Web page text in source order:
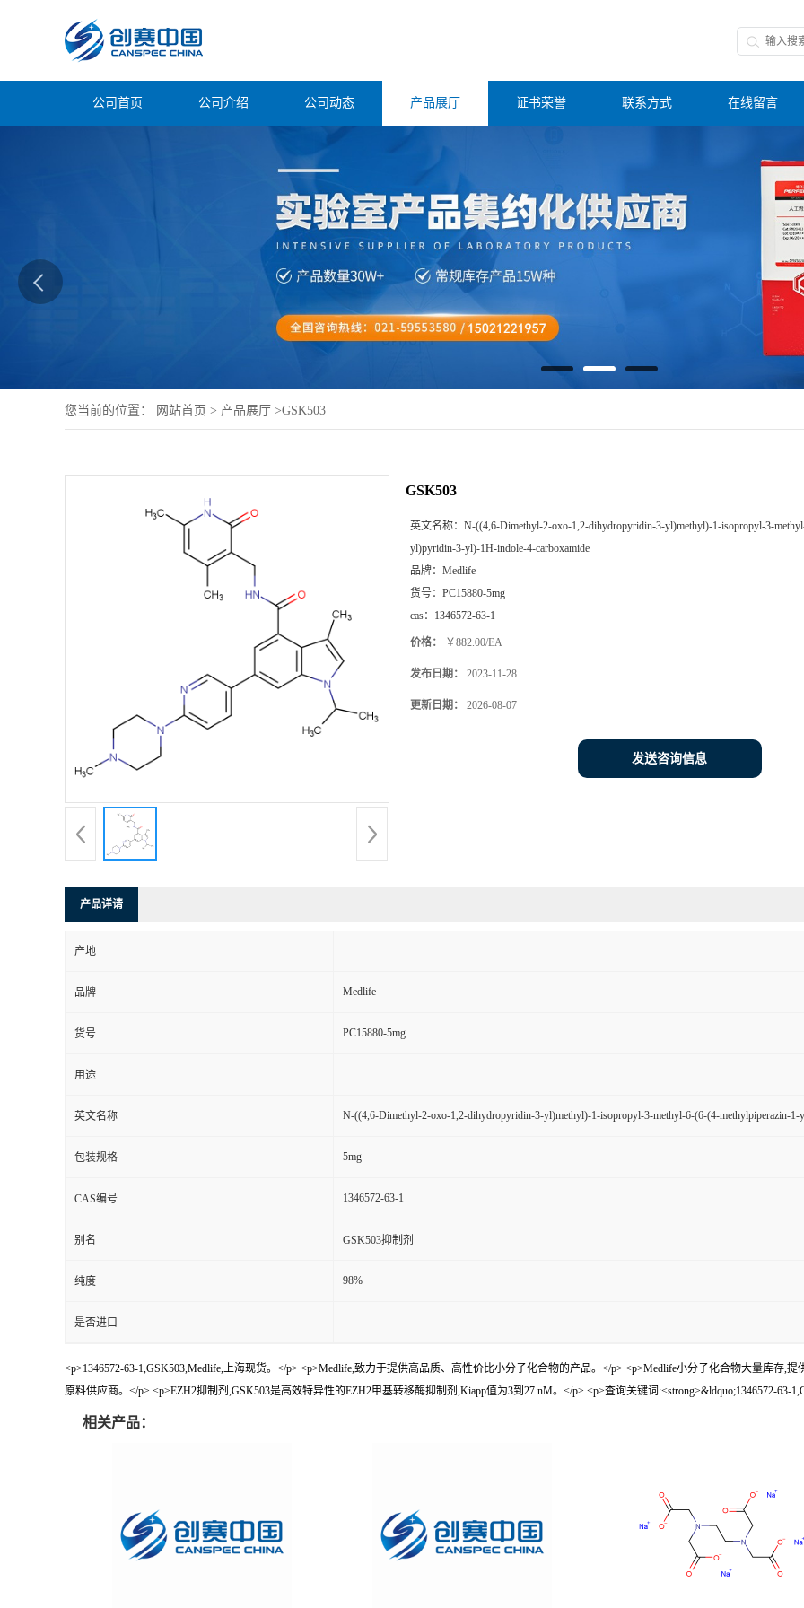
公司首页 公司介绍 公司动态 产品展厅 证书荣誉 联系方式 在线留言
您当前的位置： 网站首页 > 产品展厅 >GSK503
GSK503
英文名称： N-((4,6-Dimethyl-2-oxo-1,2-dihydropyridin-3-yl)methyl)-1-isopropyl-3-
yl)pyridin-3-yl)-1H-indole-4-carboxamide
品牌： Medlife
货号： PC15880-5mg
cas： 1346572-63-1
价格： ￥882.00/EA
发布日期： 2023-11-28
更新日期： 2026-08-07
发送咨询信息
产品详请
产地
品牌 Medlife
货号 PC15880-5mg
用途
英文名称 N-((4,6-Dimethyl-2-oxo-1,2-dihydropyridin-3-yl)methyl)-1-isopropyl-3-methyl-6-(6-(4-methylpiperazin-
包装规格 5mg
CAS编号 1346572-63-1
别名 GSK503抑制剂
纯度 98%
是否进口
<p>1346572-63-1,GSK503,Medlife,上海现货。</p> <p>Medlife,致力于提供高品质、高性价比小分子化合物的产品。</p> <p>Medlife小分子化合物大量库存,
原料供应商。</p> <p>EZH2抑制剂,GSK503是高效特异性的EZH2甲基转移酶抑制剂,Kiapp值为3到27 nM。</p> <p>查询关键词:<strong>&ldquo;1346572-63-
相关产品：